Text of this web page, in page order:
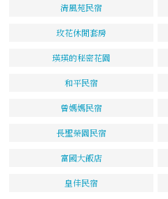
清風苑民宿
玫花休閒套房
瑛瑛的秘密花園
和平民宿
曾媽媽民宿
長聖榮園民宿
富國大飯店
皇佳民宿